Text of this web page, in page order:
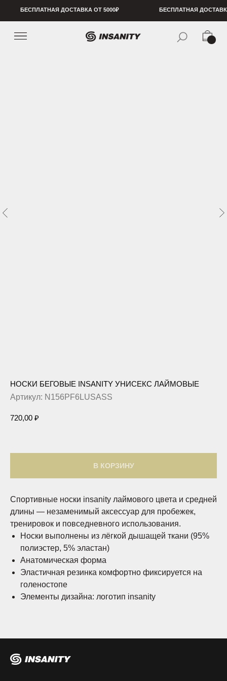
БЕСПЛАТНАЯ ДОСТАВКА ОТ 5000₽ БЕСПЛАТНАЯ ДОСТАВКА ОТ 5000₽
НОСКИ БЕГОВЫЕ INSANITY УНИСЕКС ЛАЙМОВЫЕ
Артикул: N156PF6LUSASS
720,00 ₽
В КОРЗИНУ
Спортивные носки insanity лаймового цвета и средней
длины — незаменимый аксессуар для пробежек,
тренировок и повседневного использования.
Носки выполнены из лёгкой дышащей ткани (95%
полиэстер, 5% эластан)
Анатомическая форма
Эластичная резинка комфортно фиксируется на
голеностопе
Элементы дизайна: логотип insanity